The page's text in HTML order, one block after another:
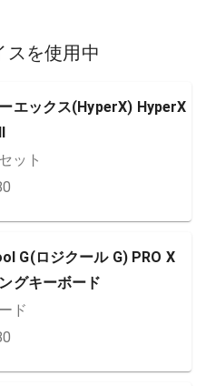
スを使用中
エックス(HyperX) HyperX
ット
G(ロジクール G) PRO X
グキーボード
ド